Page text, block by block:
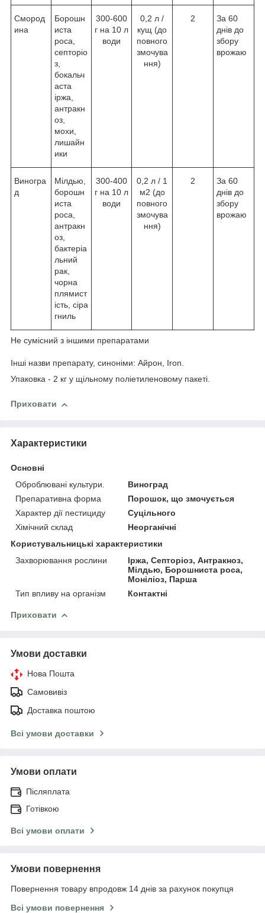
Смород
ина
Борошн
иста
роса,
септоріо
з,
бокальч
аста
іржа,
антракн
оз,
мохи,
лишайн
ики
300-600
г на 10 л
води
0,2 л /
кущ (до
повного
змочува
ння)
2
За 60
днів до
збору
врожаю
Виногра
д
Мілдью,
борошн
иста
роса,
антракн
оз,
бактеріа
льний
рак,
чорна
плямист
ість, сіра
гниль
300-400
г на 10 л
води
0,2 л / 1
м2 (до
повного
змочува
ння)
2
За 60
днів до
збору
врожаю
Не сумісний з іншими препаратами
Інші назви препарату, синоніми: Айрон, Iron.
Упаковка - 2 кг у щільному поліетиленовому пакеті.
Приховати
Характеристики
Основні
Оброблювані культури.
Виноград
Препаративна форма
Порошок, що змочується
Характер дії пестициду
Суцільного
Хімічний склад
Неорганічні
Користувальницькі характеристики
Захворювання рослини
Іржа, Септоріоз, Антракноз,
Мілдью, Борошниста роса,
Моніліоз, Парша
Тип впливу на організм
Контактні
Приховати
Умови доставки
Нова Пошта
Самовивіз
Доставка поштою
Всі умови доставки
Умови оплати
Післяплата
Готівкою
Всі умови оплати
Умови повернення
Повернення товару впродовж 14 днів за рахунок покупця
Всі умови повернення